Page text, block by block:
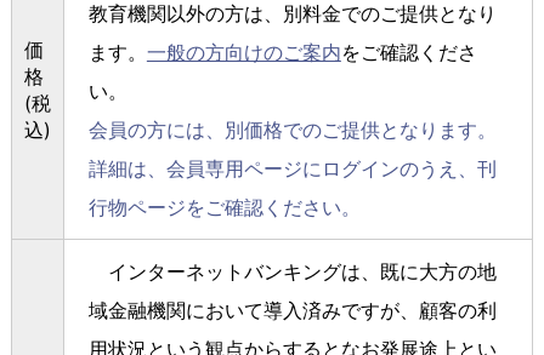
価
格
(税
込)
教育機関以外の方は、別料金でのご提供となり
ます。 一般の方向けのご案内をご確認くださ
い。
会員の方には、別価格でのご提供となります。
詳細は、会員専用ページにログインのうえ、刊
行物ページをご確認ください。
インターネットバンキングは、既に大方の地
域金融機関において導入済みですが、顧客の利
用状況という観点からするとなお発展途上とい